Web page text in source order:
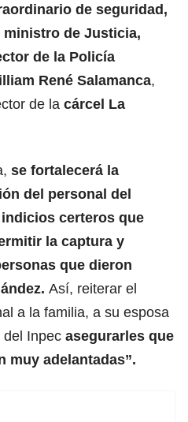
de seguridad,
ministro de Justicia,
de la Policía
René Salamanca,
de la cárcel La
se fortalecerá la
del personal del
indicios certeros que
la captura y
que dieron
Así, reiterar el
a la familia, a su esposa
del Inpec asegurarles que
muy adelantadas”.